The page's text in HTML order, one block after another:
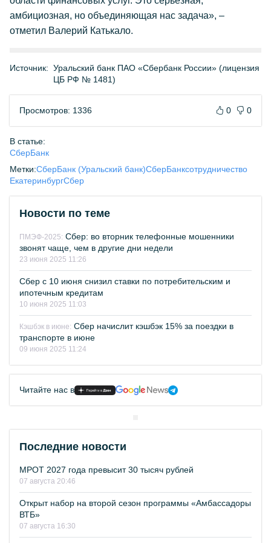
амбициозная, но объединяющая нас задача», –
отметил Валерий Катькало.
Источник: Уральский банк ПАО «Сбербанк России» (лицензия
ЦБ РФ № 1481)
Просмотров: 1336 0 0
В статье:
СберБанк
Метки:СберБанк (Уральский банк)СберБанксотрудничество
ЕкатеринбургСбер
Новости по теме
ПМЭФ-2025: Сбер: во вторник телефонные мошенники
звонят чаще, чем в другие дни недели
23 июня 2025 11:26
Сбер с 10 июня снизил ставки по потребительским и
ипотечным кредитам
10 июня 2025 11:03
Кэшбэк в июне: Сбер начислит кэшбэк 15% за поездки в
транспорте в июне
09 июня 2025 11:24
Читайте нас в
Последние новости
МРОТ 2027 года превысит 30 тысяч рублей
07 августа 20:46
Открыт набор на второй сезон программы «Амбассадоры
ВТБ»
07 августа 16:30